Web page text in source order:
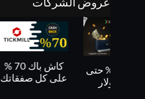
بونص 30% حتى
كاش باك 70 %
على كل صفقاتك